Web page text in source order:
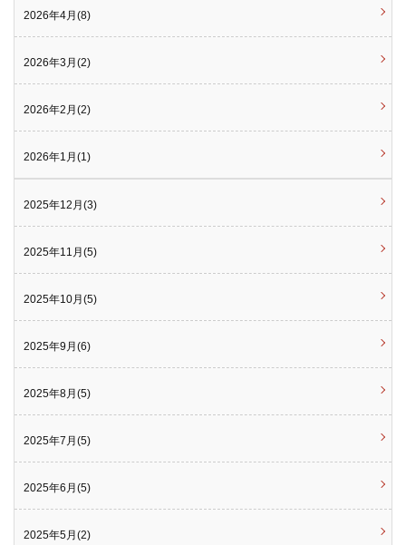
2026年4月(8)
2026年3月(2)
2026年2月(2)
2026年1月(1)
2025年12月(3)
2025年11月(5)
2025年10月(5)
2025年9月(6)
2025年8月(5)
2025年7月(5)
2025年6月(5)
2025年5月(2)